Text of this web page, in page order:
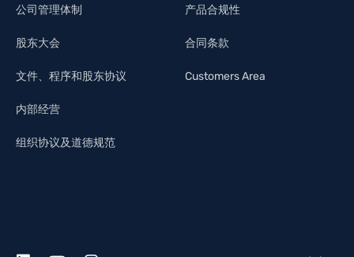
公司管理体制
股东大会
文件、程序和股东协议
内部经营
组织协议及道德规范
产品合规性
合同条款
Customers Area